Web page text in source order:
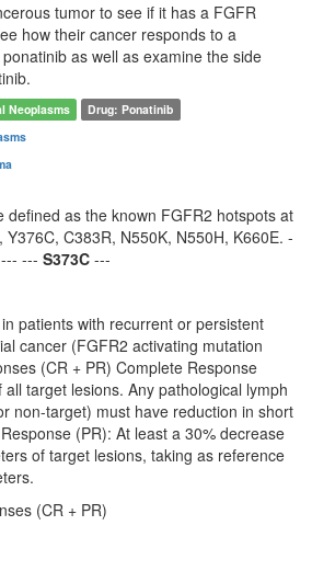
tumor to see if it has a FGFR
how their cancer responds to a
as well as examine the side
Neoplasms Drug: Ponatinib
defined as the known FGFR2 hotspots at
, Y376C, C383R, N550K, N550H, K660E. -
--- S373C ---
patients with recurrent or persistent
cancer (FGFR2 activating mutation
(CR + PR) Complete Response
target lesions. Any pathological lymph
non-target) must have reduction in short
(PR): At least a 30% decrease
of target lesions, taking as reference
(CR + PR)